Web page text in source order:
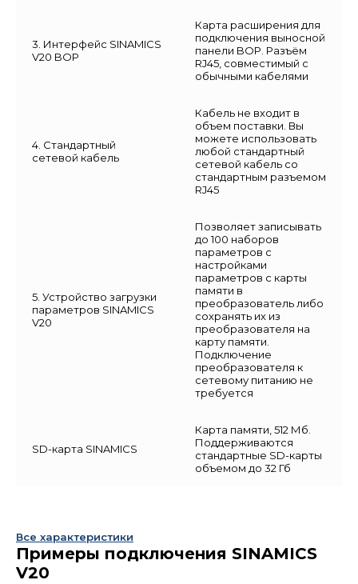
3. Интерфейс SINAMICS
V20 BOP
Карта расширения для
подключения выносной
панели BOP. Разъём
RJ45, совместимый с
обычными кабелями
4. Стандартный
сетевой кабель
Кабель не входит в
объем поставки. Вы
можете использовать
любой стандартный
сетевой кабель со
стандартным разъемом
RJ45
5. Устройство загрузки
параметров SINAMICS
V20
Позволяет записывать
до 100 наборов
параметров с
настройками
параметров с карты
памяти в
преобразователь либо
сохранять их из
преобразователя на
карту памяти.
Подключение
преобразователя к
сетевому питанию не
требуется
SD-карта SINAMICS
Карта памяти, 512 Мб.
Поддерживаются
стандартные SD-карты
объемом до 32 Гб
Все характеристики
Примеры подключения SINAMICS
V20